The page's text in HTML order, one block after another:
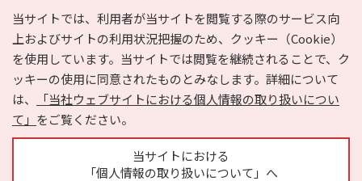
当サイトでは、利用者が当サイトを閲覧する際のサービス向
上およびサイトの利用状況把握のため、クッキー（Cookie）
を使用しています。当サイトでは閲覧を継続されることで、ク
ッキーの使用に同意されたものとみなします。詳細について
は、
「当社ウェブサイトにおける個人情報の取り扱いについ
て」 をご覧ください。
当サイトにおける
「個人情報の取り扱いについて」へ
サイトの内容に関するお問い合わせ
Copyright © HYOJITO.Co.,Ltd. All Rights Reserved.